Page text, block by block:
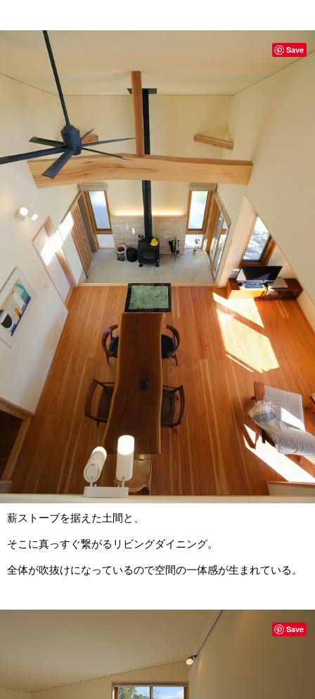
薪ストーブを据えた土間と、
そこに真っすぐ繋がるリビングダイニング。
全体が吹抜けになっているので空間の一体感が生まれている。
Save
Save